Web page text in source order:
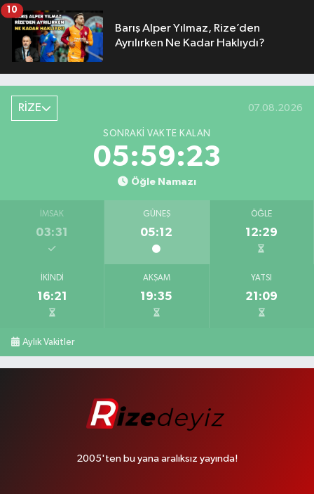
Barış Alper Yılmaz, Rize’den
Ayrılırken Ne Kadar Haklıydı?
10
RİZE 07.08.2026
SONRAKI VAKTE KALAN
05:59:22
Öğle Namazı
İMSAK
03:31
GÜNEŞ
05:12
ÖĞLE
12:29
İKINDI
16:21
AKŞAM
19:35
YATSI
21:09
Aylık Vakitler
2005'ten bu yana aralıksız yayında!